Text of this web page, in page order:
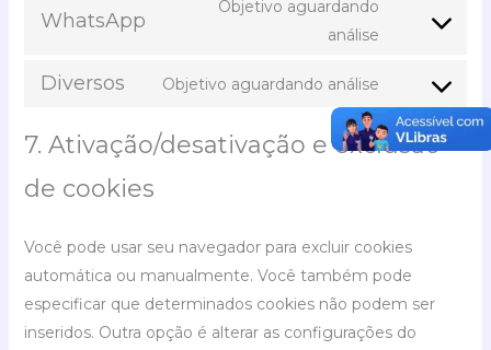
WhatsApp
Objetivo aguardando
análise
Diversos Objetivo aguardando análise
7. Ativação/desativação e exclusão
de cookies
Você pode usar seu navegador para excluir cookies
automática ou manualmente. Você também pode
especificar que determinados cookies não podem ser
inseridos. Outra opção é alterar as configurações do